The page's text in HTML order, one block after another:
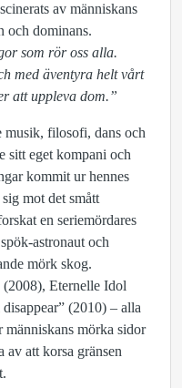
av människans
och dominans.
som rör oss alla.
med äventyra helt vårt
att uppleva dom.”
musik, filosofi, dans och
sitt eget kompani och
kommit ur hennes
mot det smått
en seriemördares
astronaut och
mörk skog.
Eternelle Idol
(2010) – alla
människans mörka sidor
av att korsa gränsen